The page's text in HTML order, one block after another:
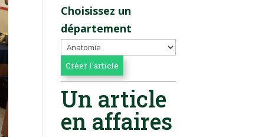
Choisissez un
département
Un article
en affaires